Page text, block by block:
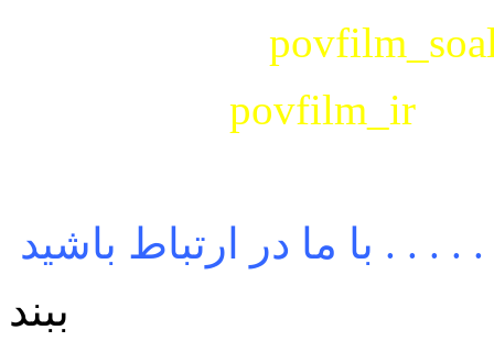
povfilm_ir
در ارتباط باشید . . . . . .
ببند